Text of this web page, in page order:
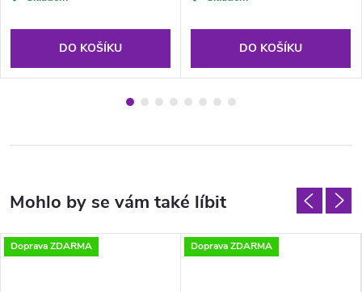
DO KOŠÍKU DO KOŠÍKU
Doprava ZDARMA Doprava ZDARMA